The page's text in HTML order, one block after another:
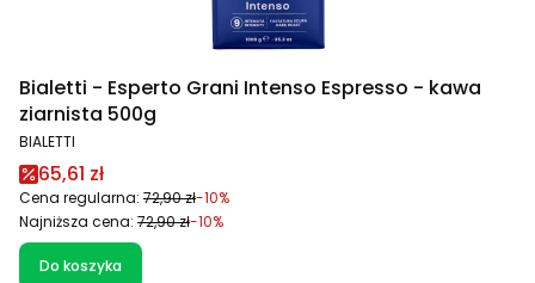
Bialetti - Esperto Grani Intenso Espresso - kawa
ziarnista 500g
PRODUCENT
BIALETTI
Cena promocyjna
65,61 zł
Cena regularna: 72,90 zł-10%
Najniższa cena: 72,90 zł-10%
Do koszyka